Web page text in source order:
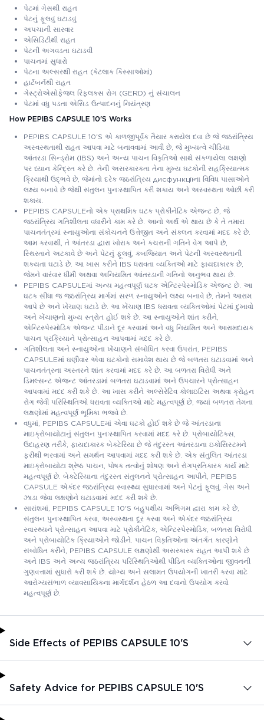
પેટમાં ગેસથી રાહત
પેટનું ફૂલવું ઘટાડવું
અપચાની સારવાર
એસિડિટીથી રાહત
પેટની અગવડતા ઘટાડવી
પાચનમાં સુધારો
પેટના અલ્સરથી રાહત (કેટલાક કિસ્સાઓમાં)
હાર્ટબર્નથી રાહત
ગેસ્ટ્રોએસોફેજલ રિફ્લક્સ રોગ (GERD) નું સંચાલન
પેટમાં વધુ પડતા એસિડ ઉત્પાદનનું નિયંત્રણ
How PEPIBS CAPSULE 10'S Works
PEPIBS CAPSULE 10'S એ કાળજીપૂર્વક તૈયાર કરાયેલ દવા છે જે જઠરાંત્રિય
અસ્વસ્થતાથી રાહત આપવા માટે બનાવવામાં આવી છે, જે મુખ્યત્વે ચીડિયા
આંતરડા સિન્ડ્રોમ (IBS) અને અન્ય પાચન વિકૃતિઓ સાથે સંકળાયેલા લક્ષણો
પર ધ્યાન કેન્દ્રિત કરે છે. તેની અસરકારકતા તેના મુખ્ય ઘટકોની સહક્રિયાત્મક
ક્રિયાથી ઉદ્ભવે છે, જેમાંનો દરેક જઠરાંત્રિય дисфункціїના વિવિધ પાસાઓને
લક્ષ્ય બનાવે છે જેથી સંતુલન પુનઃસ્થાપિત કરી શકાય અને અસ્વસ્થતા ઓછી કરી
શકાય.
PEPIBS CAPSULEનો એક પ્રાથમિક ઘટક પ્રોકીનેટિક એજન્ટ છે, જે
જઠરાંત્રિય ગતિશીલતા વધારીને કામ કરે છે. આનો અર્થ એ થાય છે કે તે તમારા
પાચનતંત્રમાં સ્નાયુઓના સંકોચનને ઉત્તેજીત અને સંકલન કરવામાં મદદ કરે છે.
આમ કરવાથી, તે આંતરડા દ્વારા ખોરાક અને કચરાની ગતિને વેગ આપે છે,
સ્થિરતાને અટકાવે છે અને પેટનું ફૂલવું, કબજિયાત અને પેટની અસ્વસ્થતાની
શક્યતા ઘટાડે છે. આ ખાસ કરીને IBS ધરાવતા વ્યક્તિઓ માટે ફાયદાકારક છે,
જેમને વારંવાર ધીમી અથવા અનિયમિત આંતરડાની ગતિનો અનુભવ થાય છે.
PEPIBS CAPSULEમાં અન્ય મહત્વપૂર્ણ ઘટક એન્ટિસ્પેસ્મોડિક એજન્ટ છે. આ
ઘટક સીધા જ જઠરાંત્રિય માર્ગમાં સરળ સ્નાયુઓને લક્ષ્ય બનાવે છે, તેમને આરામ
આપે છે અને ખેંચાણ ઘટાડે છે. આ ખેંચાણ IBS ધરાવતા વ્યક્તિઓમાં પેટમાં દુખાવો
અને ખેંચાણનો મુખ્ય સ્ત્રોત હોઈ શકે છે. આ સ્નાયુઓને શાંત કરીને,
એન્ટિસ્પેસ્મોડિક એજન્ટ પીડાને દૂર કરવામાં અને વધુ નિયમિત અને આરામદાયક
પાચન પ્રક્રિયાને પ્રોત્સાહન આપવામાં મદદ કરે છે.
ગતિશીલતા અને સ્નાયુઓના ખેંચાણને સંબોધિત કરવા ઉપરાંત, PEPIBS
CAPSULEમાં ઘણીવાર એવા ઘટકોનો સમાવેશ થાય છે જે બળતરા ઘટાડવામાં અને
પાચનતંત્રના અસ્તરને શાંત કરવામાં મદદ કરે છે. આ બળતરા વિરોધી અને
ડિમલ્સન્ટ એજન્ટ આંતરડામાં બળતરા ઘટાડવામાં અને ઉપચારને પ્રોત્સાહન
આપવામાં મદદ કરી શકે છે. આ ખાસ કરીને અલ્સેરેટિવ કોલાઇટિસ અથવા ક્રોહન
રોગ જેવી પરિસ્થિતિઓ ધરાવતા વ્યક્તિઓ માટે મહત્વપૂર્ણ છે, જ્યાં બળતરા તેમના
લક્ષણોમાં મહત્વપૂર્ણ ભૂમિકા ભજવે છે.
વધુમાં, PEPIBS CAPSULEમાં એવા ઘટકો હોઈ શકે છે જે આંતરડાના
માઇક્રોબાયોટાનું સંતુલન પુનઃસ્થાપિત કરવામાં મદદ કરે છે. પ્રોબાયોટિક્સ,
ઉદાહરણ તરીકે, ફાયદાકારક બેક્ટેરિયા છે જે તંદુરસ્ત આંતરડાના ઇકોસિસ્ટમને
ફરીથી ભરવામાં અને સમર્થન આપવામાં મદદ કરી શકે છે. એક સંતુલિત આંતરડા
માઇક્રોબાયોટા શ્રેષ્ઠ પાચન, પોષક તત્વોનું શોષણ અને રોગપ્રતિકારક કાર્ય માટે
મહત્વપૂર્ણ છે. બેક્ટેરિયાના તંદુરસ્ત સંતુલનને પ્રોત્સાહન આપીને, PEPIBS
CAPSULE એકંદર જઠરાંત્રિય સ્વાસ્થ્ય સુધારવામાં અને પેટનું ફૂલવું, ગેસ અને
ઝાડા જેવા લક્ષણોને ઘટાડવામાં મદદ કરી શકે છે.
સારાંશમાં, PEPIBS CAPSULE 10'S બહુપક્ષીય અભિગમ દ્વારા કામ કરે છે,
સંતુલન પુનઃસ્થાપિત કરવા, અસ્વસ્થતા દૂર કરવા અને એકંદર જઠરાંત્રિય
સ્વાસ્થ્યને પ્રોત્સાહન આપવા માટે પ્રોકીનેટિક, એન્ટિસ્પેસ્મોડિક, બળતરા વિરોધી
અને પ્રોબાયોટિક ક્રિયાઓને જોડીને. પાચન વિકૃતિઓના અંતર્ગત કારણોને
સંબોધિત કરીને, PEPIBS CAPSULE લક્ષણોથી અસરકારક રાહત આપી શકે છે
અને IBS અને અન્ય જઠરાંત્રિય પરિસ્થિતિઓથી પીડિત વ્યક્તિઓના જીવનની
ગુણવત્તામાં સુધારો કરી શકે છે. યોગ્ય અને સલામત ઉપયોગની ખાતરી કરવા માટે
આરોગ્યસંભાળ વ્યાવસાયિકના માર્ગદર્શન હેઠળ આ દવાનો ઉપયોગ કરવો
મહત્વપૂર્ણ છે.
Side Effects of PEPIBS CAPSULE 10'S
Safety Advice for PEPIBS CAPSULE 10'S